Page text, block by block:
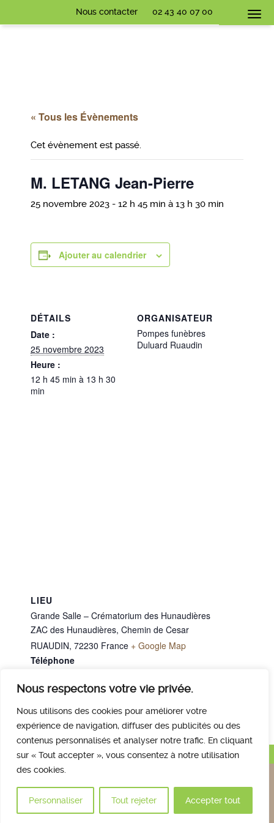
Nous respectons votre vie privée.
Nous utilisons des cookies pour améliorer votre
expérience de navigation, diffuser des publicités ou des
contenus personnalisés et analyser notre trafic. En cliquant
sur « Tout accepter », vous consentez à notre utilisation
des cookies.
Personnaliser Tout rejeter Accepter tout
Nous contacter 02 43 40 07 00
« Tous les Évènements
Cet évènement est passé.
M. LETANG Jean-Pierre
25 novembre 2023 - 12 h 45 min à 13 h 30 min
Ajouter au calendrier
DÉTAILS
Date :
25 novembre 2023
Heure :
12 h 45 min à 13 h 30
min
ORGANISATEUR
Pompes funèbres
Duluard Ruaudin
LIEU
Grande Salle – Crématorium des Hunaudières
ZAC des Hunaudières, Chemin de Cesar
RUAUDIN, 72230 France + Google Map
Téléphone
Mme DENAIN Genevieve M. TOURVILLE Gérard
Haut de page
Nous contacter
Plan et accès
Mentions légales
© 2017 Crématorium des Hunaudières